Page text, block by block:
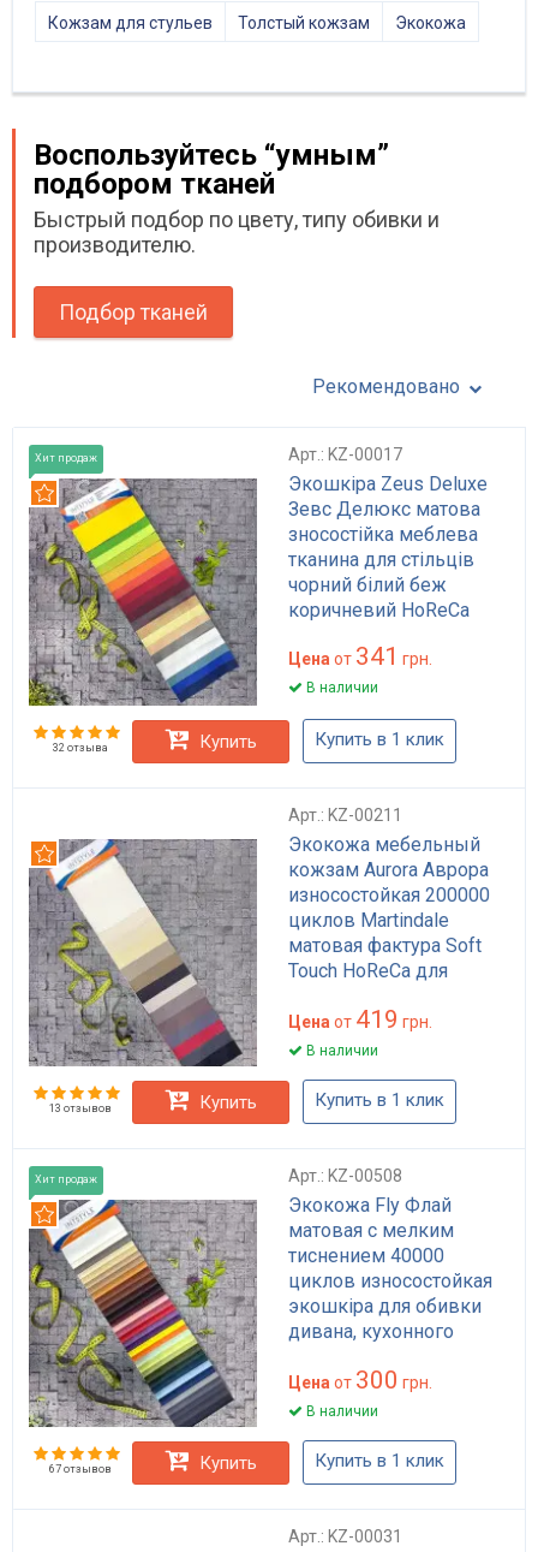
Кожзам для стульев Толстый кожзам Экокожа
Воспользуйтесь “умным”
подбором тканей
Быстрый подбор по цвету, типу обивки и
производителю.
Подбор тканей
Рекомендовано
Хит продаж Арт.: KZ-00017
Экошкіра Zeus Deluxe
Зевс Делюкс матова
зносостійка меблева
тканина для стільців
чорний білий беж
коричневий HoReCa
Рекомендуем
Цена от 341 грн.
В наличии
32 отзыва Купить Купить в 1 клик
Арт.: KZ-00211
Экокожа мебельный
кожзам Aurora Аврора
износостойкая 200000
циклов Martindale
матовая фактура Soft
Touch HoReCa для
стульев коричневая
бежевая черная
Рекомендуем
Цена от 419 грн.
В наличии
13 отзывов Купить Купить в 1 клик
Хит продаж Арт.: KZ-00508
Экокожа Fly Флай
матовая с мелким
тиснением 40000
циклов износостойкая
экошкіра для обивки
дивана, кухонного
HoReCa разных цветов
Рекомендуем
Цена от 300 грн.
В наличии
67 отзывов Купить Купить в 1 клик
Арт.: KZ-00031